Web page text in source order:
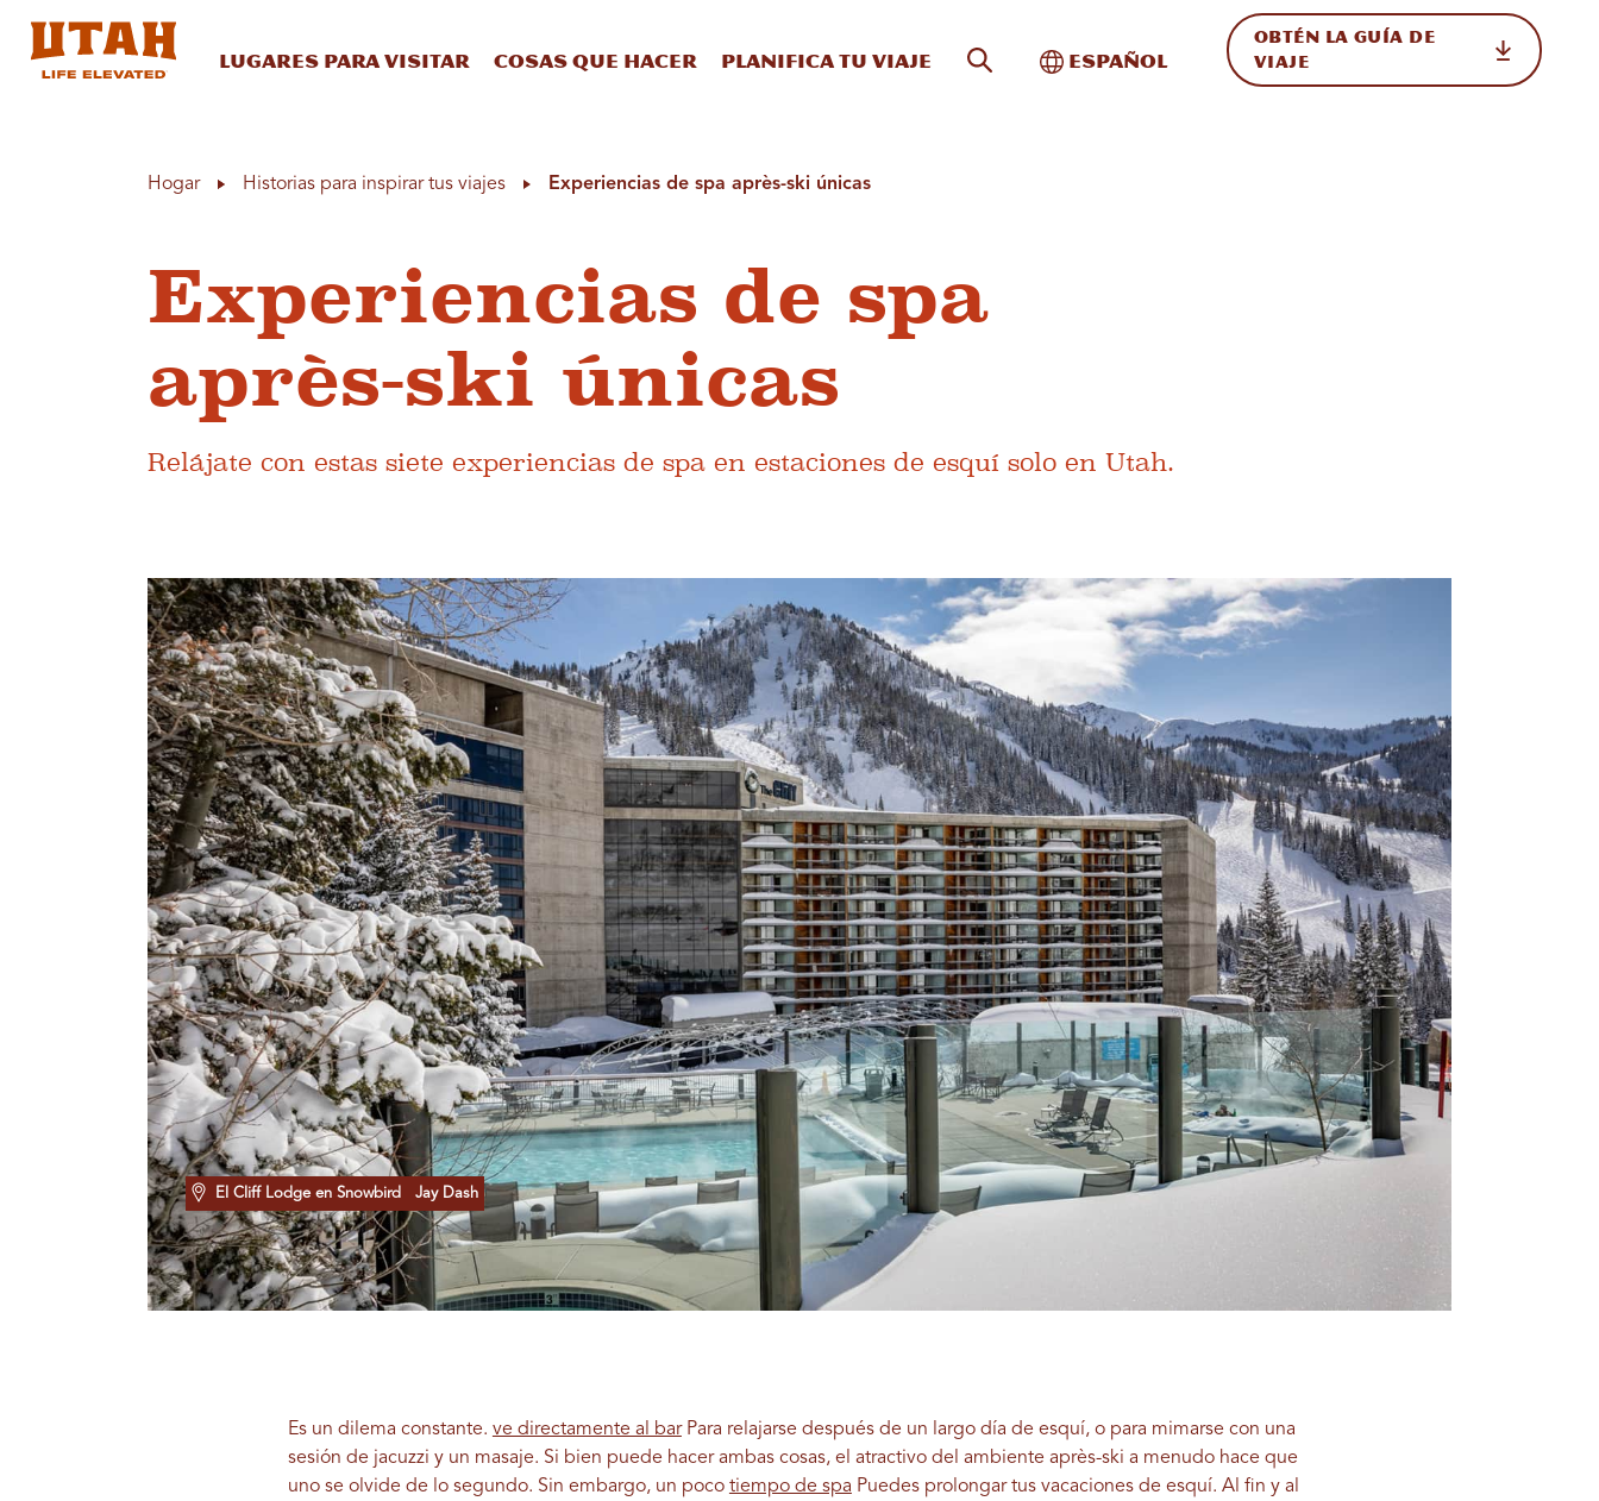
Lugares para visitar Cosas que hacer Planifica tu viaje Búsqueda en el sitio
Alternar Internacional
Español
OBTÉN LA GUÍA DE
VIAJE
Hogar Historias para inspirar tus viajes Experiencias de spa après-ski únicas
Experiencias de spa
après-ski únicas
Relájate con estas siete experiencias de spa en estaciones de esquí solo en Utah.
El Cliff Lodge en Snowbird Jay Dash
Es un dilema constante. ve directamente al barPara relajarse después de un largo día de esquí, o para mimarse con una
sesión de jacuzzi y un masaje. Si bien puede hacer ambas cosas, el atractivo del ambiente après-ski a menudo hace que
uno se olvide de lo segundo. Sin embargo, un poco tiempo de spa Puedes prolongar tus vacaciones de esquí. Al fin y al